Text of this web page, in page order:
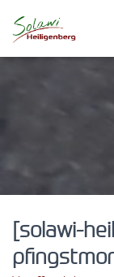
[solawi-